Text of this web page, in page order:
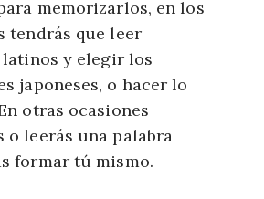
memorizarlos, en los
tendrás que leer
y elegir los
japoneses, o hacer lo
otras ocasiones
o leerás una palabra
formar tú mismo.